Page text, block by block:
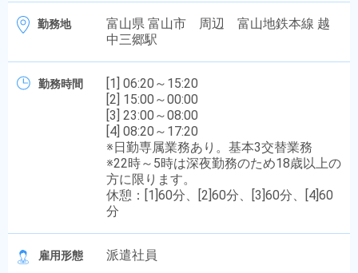
勤務地
富山県 富山市 周辺 富山地鉄本線 越
中三郷駅
勤務時間
[1] 06:20～15:20
[2] 15:00～00:00
[3] 23:00～08:00
[4] 08:20～17:20
※日勤専属業務あり。基本3交替業務
※22時～5時は深夜勤務のため18歳以上の
方に限ります。
休憩：[1]60分、[2]60分、[3]60分、[4]60
分
雇用形態 派遣社員